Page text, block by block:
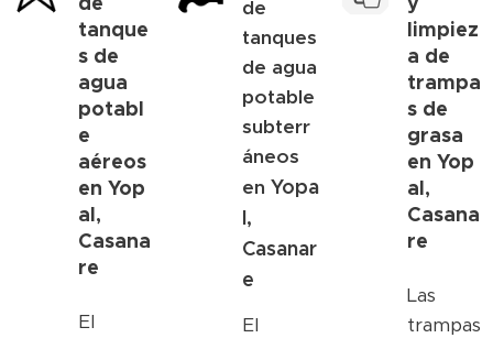
tanque
s de
agua
potabl
e
aéreos
enYop
al,
Casana
re
El
de
tanques
de agua
potable
subterr
áneos
enYopa
l,
Casanar
e
El
limpiez
a de
trampa
s de
grasa
en Yop
al,
Casana
re
Las
trampas